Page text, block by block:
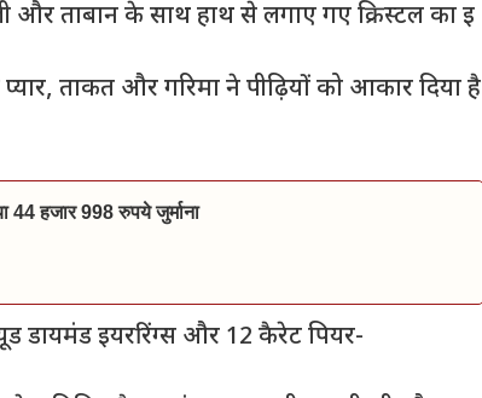
और ताबान के साथ हाथ से लगाए गए क्रिस्टल का इ
ताकत और गरिमा ने पीढ़ियों को आकार दिया है
44 हजार 998 रुपये जुर्माना
डायमंड इयररिंग्स और 12 कैरेट पियर-